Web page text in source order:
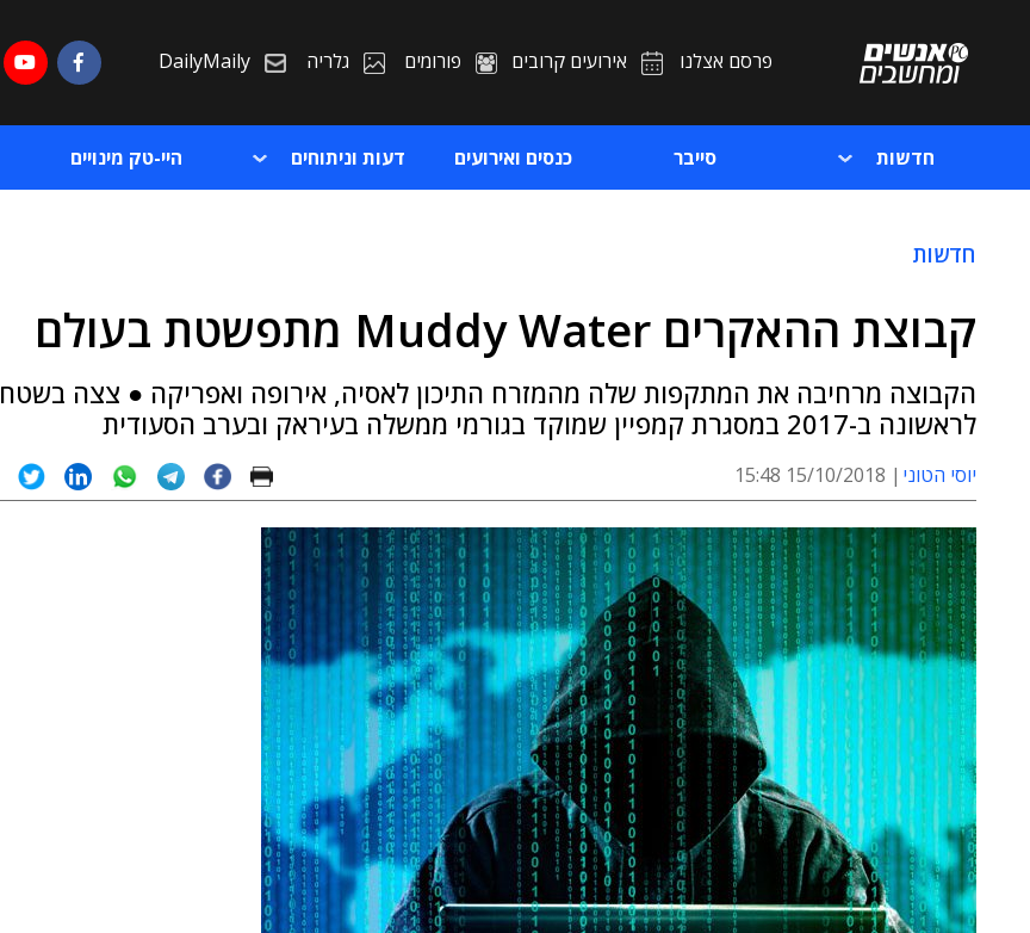
פרסם אצלנו אירועים קרובים פורומים גלריה DailyMaily
חדשות סייבר כנסים ואירועים דעות וניתוחים היי-טק מינויים
חדשות
קבוצת ההאקרים Muddy Water מתפשטת בעולם
הקבוצה מרחיבה את המתקפות שלה מהמזרח התיכון לאסיה, אירופה ואפריקה ● צצה בשטח
לראשונה ב-2017 במסגרת קמפיין שמוקד בגורמי ממשלה בעיראק ובערב הסעודית
יוסי הטוני 15/10/2018 15:48